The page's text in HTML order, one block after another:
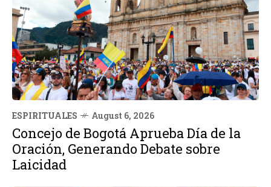
ESPIRITUALES August 6, 2026
Concejo de Bogotá Aprueba Día de la
Oración, Generando Debate sobre
Laicidad